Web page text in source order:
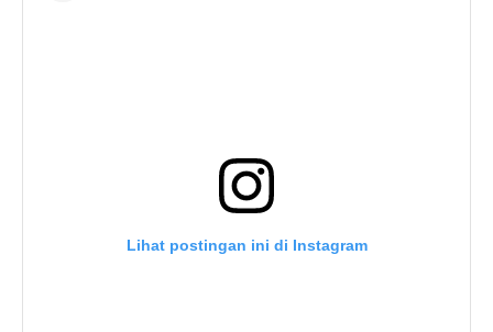
Lihat postingan ini di Instagram